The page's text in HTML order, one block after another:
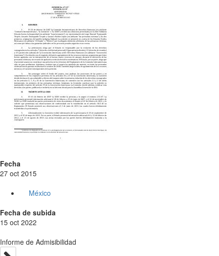
Fecha
27 oct 2015
México
Fecha de subida
15 oct 2022
Informe de Admisibilidad